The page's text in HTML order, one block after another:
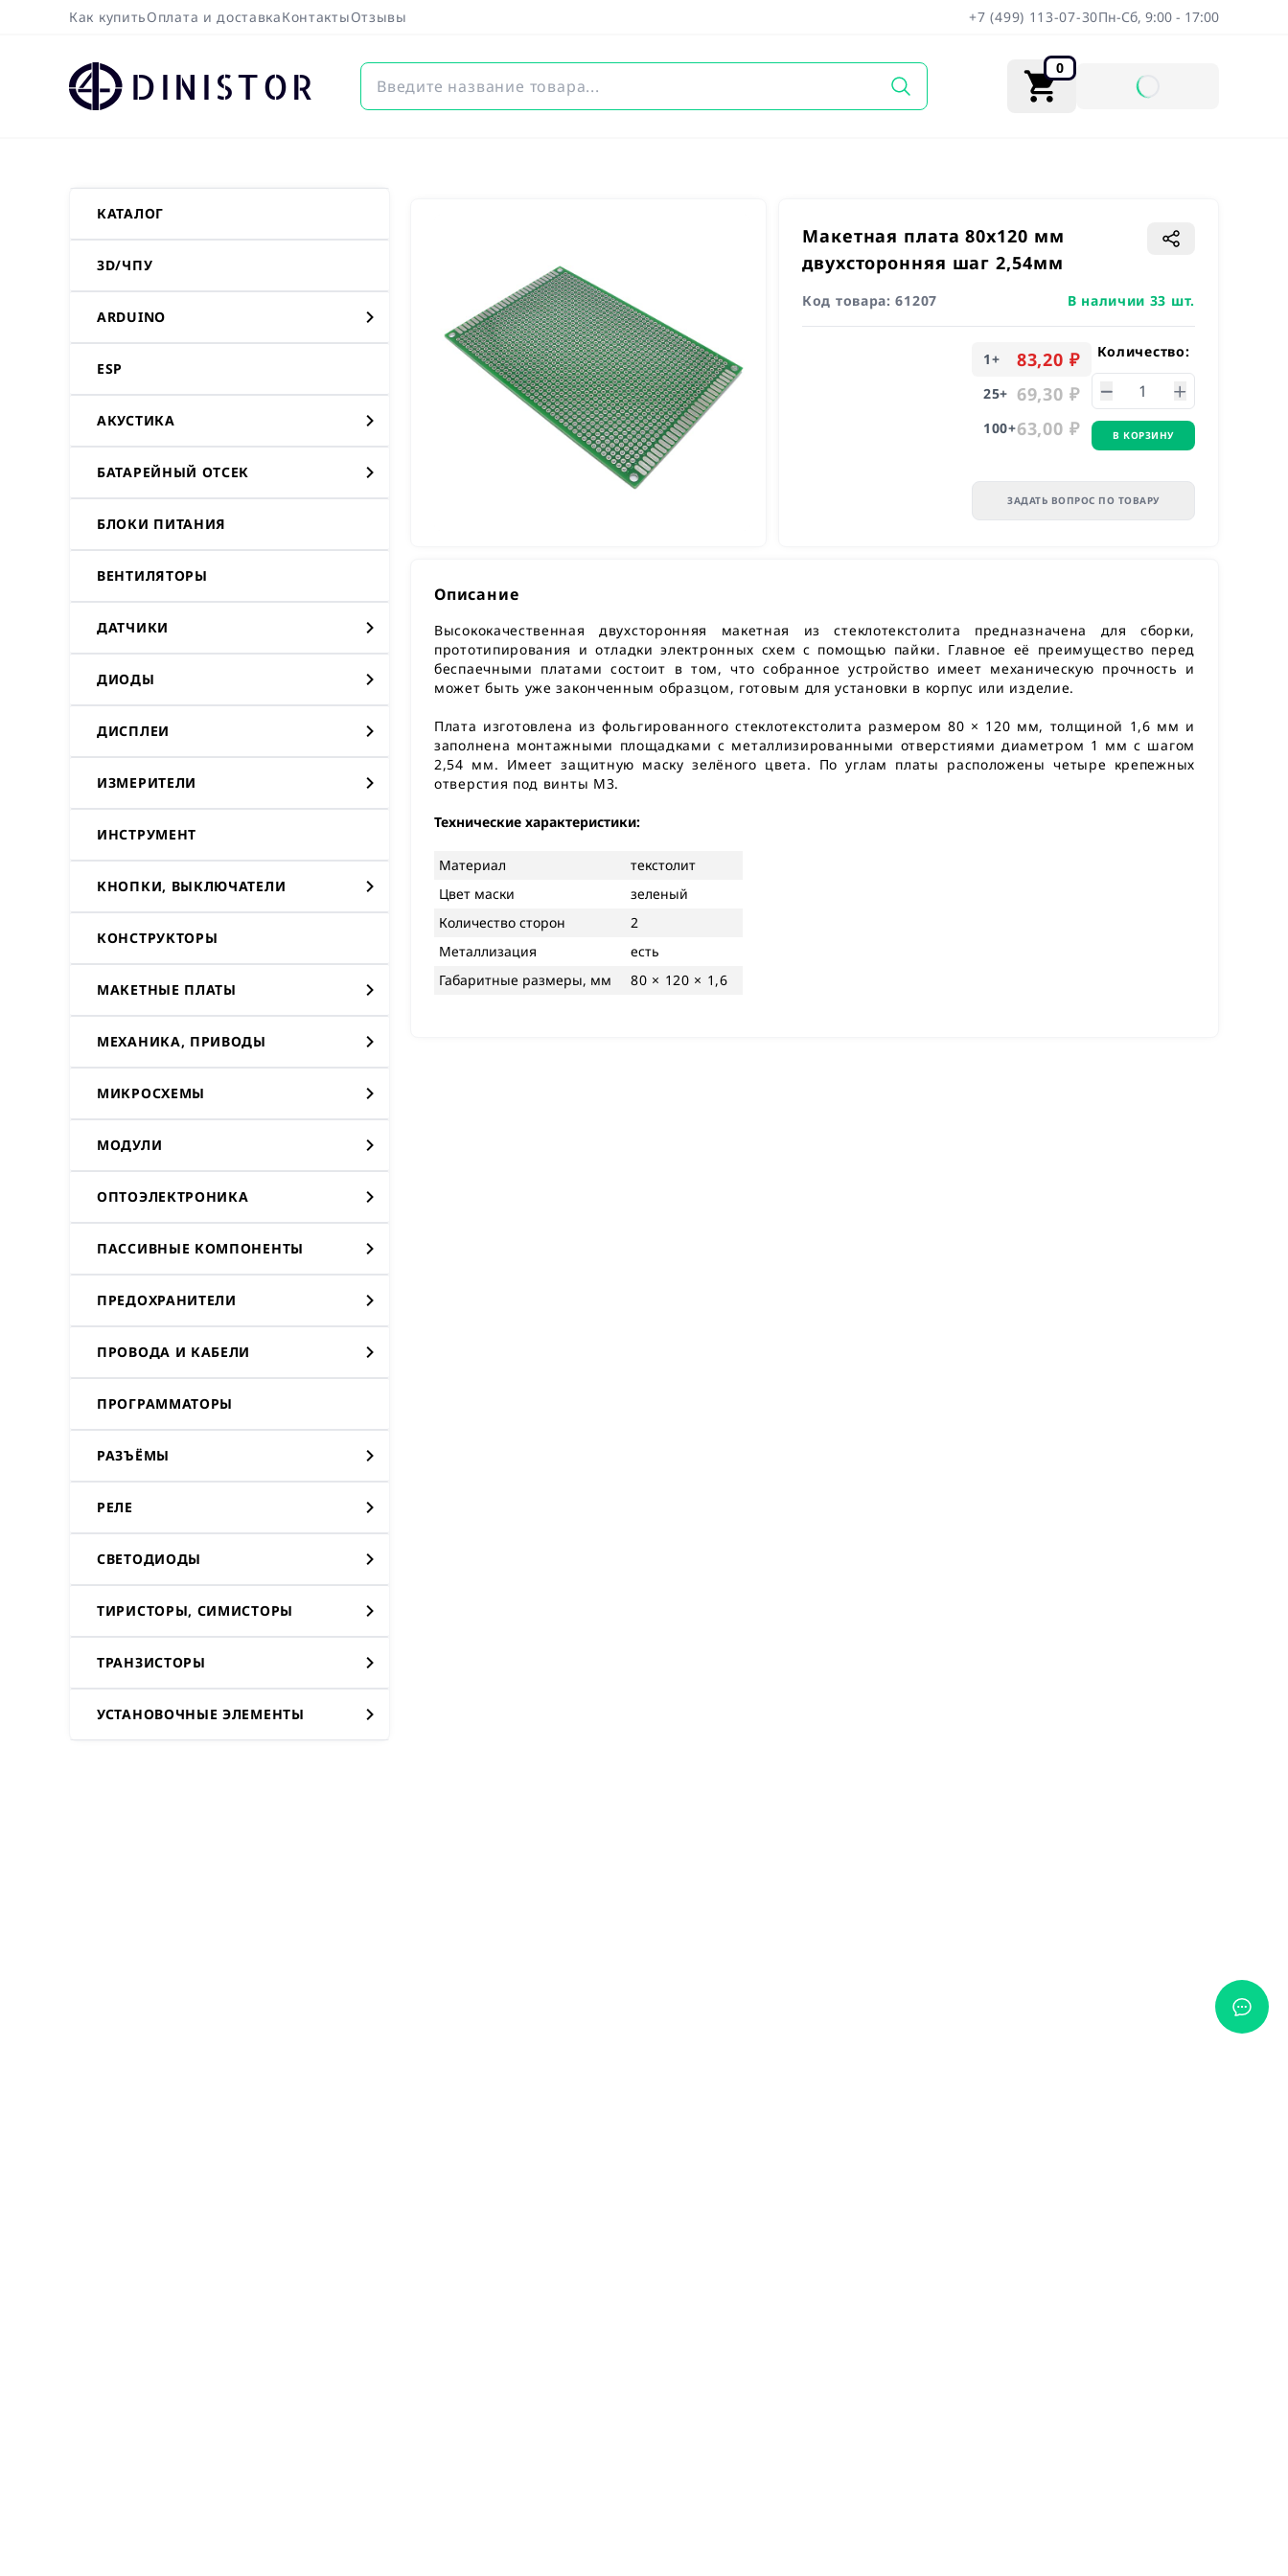
Как купитьОплата и доставкаКонтактыОтзывы +7 (499) 113-07-30Пн-Сб, 9:00 - 17:00
DINISTOR 0
КАТАЛОГ
3D/ЧПУ
ARDUINO
ESP
АКУСТИКА
БАТАРЕЙНЫЙ ОТСЕК
БЛОКИ ПИТАНИЯ
ВЕНТИЛЯТОРЫ
ДАТЧИКИ
ДИОДЫ
ДИСПЛЕИ
ИЗМЕРИТЕЛИ
ИНСТРУМЕНТ
КНОПКИ, ВЫКЛЮЧАТЕЛИ
КОНСТРУКТОРЫ
МАКЕТНЫЕ ПЛАТЫ
МЕХАНИКА, ПРИВОДЫ
МИКРОСХЕМЫ
МОДУЛИ
ОПТОЭЛЕКТРОНИКА
ПАССИВНЫЕ КОМПОНЕНТЫ
ПРЕДОХРАНИТЕЛИ
ПРОВОДА И КАБЕЛИ
ПРОГРАММАТОРЫ
РАЗЪЁМЫ
РЕЛЕ
СВЕТОДИОДЫ
ТИРИСТОРЫ, СИМИСТОРЫ
ТРАНЗИСТОРЫ
УСТАНОВОЧНЫЕ ЭЛЕМЕНТЫ
Макетная плата 80x120 мм
двухсторонняя шаг 2,54мм
Код товара:61207 В наличии 33 шт.
1+ 83,20 ₽
25+ 69,30 ₽
100+63,00 ₽
Количество:
В КОРЗИНУ
ЗАДАТЬ ВОПРОС ПО ТОВАРУ
Описание
Высококачественная двухсторонняя макетная из стеклотекстолита предназначена для сборки,
прототипирования и отладки электронных схем с помощью пайки. Главное её преимущество перед
беспаечными платами состоит в том, что собранное устройство имеет механическую прочность и
может быть уже законченным образцом, готовым для установки в корпус или изделие.
Плата изготовлена из фольгированного стеклотекстолита размером 80 × 120 мм, толщиной 1,6 мм и
заполнена монтажными площадками с металлизированными отверстиями диаметром 1 мм с шагом
2,54 мм. Имеет защитную маску зелёного цвета. По углам платы расположены четыре крепежных
отверстия под винты М3.
Технические характеристики:
Материал
текстолит
Цвет маски
зеленый
Количество сторон
2
Металлизация
есть
Габаритные размеры, мм
80 × 120 × 1,6